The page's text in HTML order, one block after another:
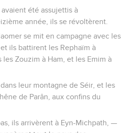
été assujettis à
année, ils se révoltèrent.
se mit en campagne avec les
ils battirent les Rephaïm à
Zouzim à Ham, et les Emim à
leur montagne de Séir, et les
de Parân, aux confins du
ils arrivèrent à Eyn-Michpath, —